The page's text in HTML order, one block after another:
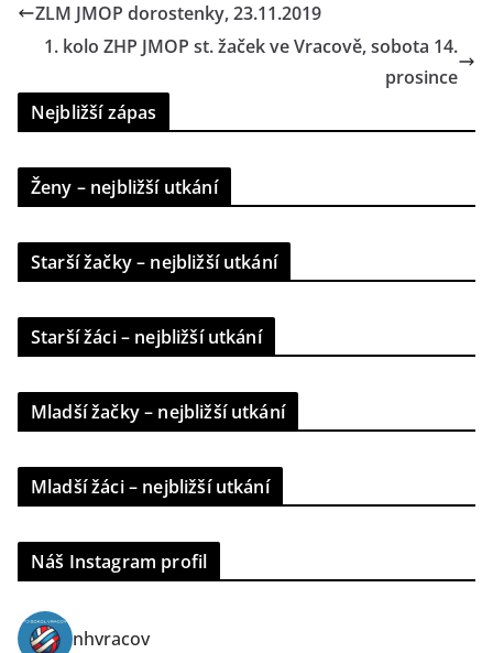
ZLM JMOP dorostenky, 23.11.2019
1. kolo ZHP JMOP st. žaček ve Vracově, sobota 14.
prosince
Nejbližší zápas
Ženy – nejbližší utkání
Starší žačky – nejbližší utkání
Starší žáci – nejbližší utkání
Mladší žačky – nejbližší utkání
Mladší žáci – nejbližší utkání
Náš Instagram profil
nhvracov